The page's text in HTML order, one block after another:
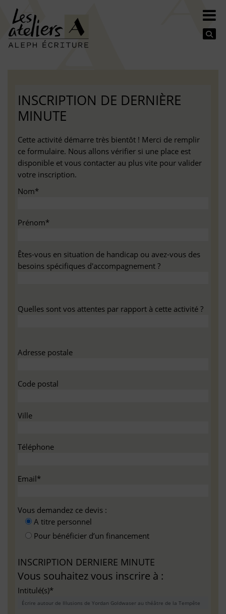
INSCRIPTION DE DERNIÈRE
MINUTE
Cette activité démarre très bientôt ! Merci de remplir
ce formulaire. Nous allons vérifier si une place est
disponible et vous contacter au plus vite pour valider
votre inscription.
Nom*
Prénom*
Êtes-vous en situation de handicap ou avez-vous des
besoins spécifiques d'accompagnement ?
Quelles sont vos attentes par rapport à cette activité ?
Adresse postale
Code postal
Ville
Téléphone
Email*
Vous demandez ce devis :
A titre personnel
Pour bénéficier d’un financement
INSCRIPTION DERNIERE MINUTE
Vous souhaitez vous inscrire à :
Intitulé(s)*